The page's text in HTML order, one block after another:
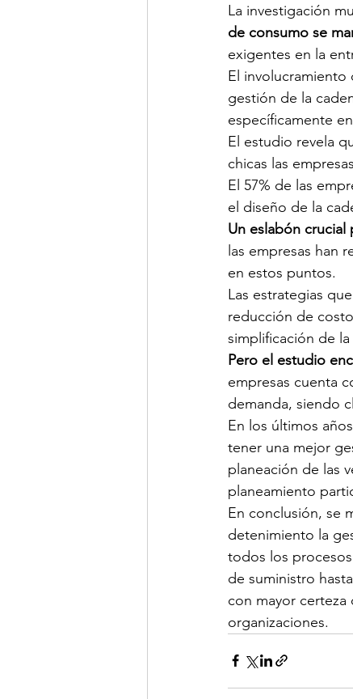
La investigación
de consumo se
exigentes en la
El involucramiento
gestión de la
específicamente
El estudio revela
chicas las
El 57% de las
el diseño de la
Un eslabón
las empresas han
en estos puntos.
Las estrategias
reducción de
simplificación de
Pero el estudio
empresas cuenta
demanda, siendo
En los últimos
tener una mejor
planeación de las
planeamiento
En conclusión, se
detenimiento la
todos los
de suministro
con mayor
organizaciones.